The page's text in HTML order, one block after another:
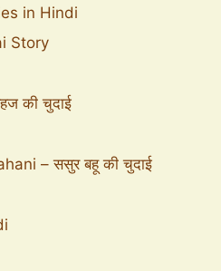
in Hindi
Story
की चुदाई
– ससुर बहू की चुदाई